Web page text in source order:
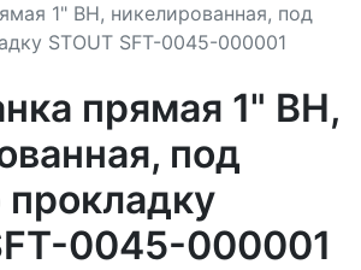
1" ВН, никелированная, под
STOUT SFT-0045-000001
прямая 1" ВН,
под
0045-000001